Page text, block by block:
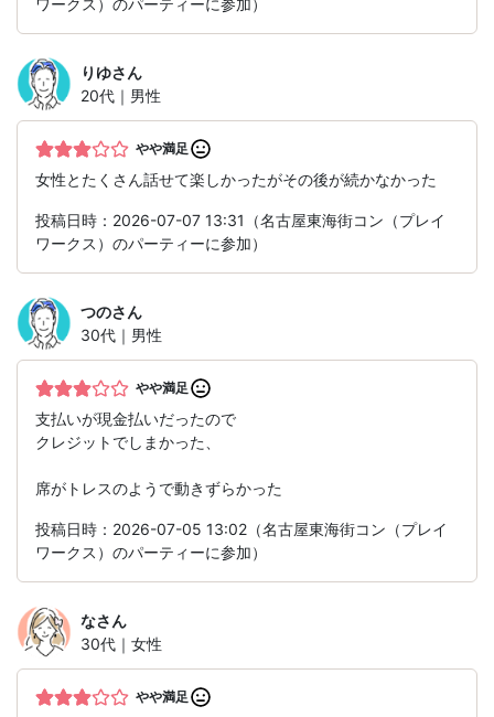
ワークス）のパーティーに参加）
りゆさん
20代｜男性
やや満足
女性とたくさん話せて楽しかったがその後が続かなかった
投稿日時：2026-07-07 13:31（名古屋東海街コン（プレイ
ワークス）のパーティーに参加）
つのさん
30代｜男性
やや満足
支払いが現金払いだったので
クレジットでしまかった、
席がトレスのようで動きずらかった
投稿日時：2026-07-05 13:02（名古屋東海街コン（プレイ
ワークス）のパーティーに参加）
なさん
30代｜女性
やや満足